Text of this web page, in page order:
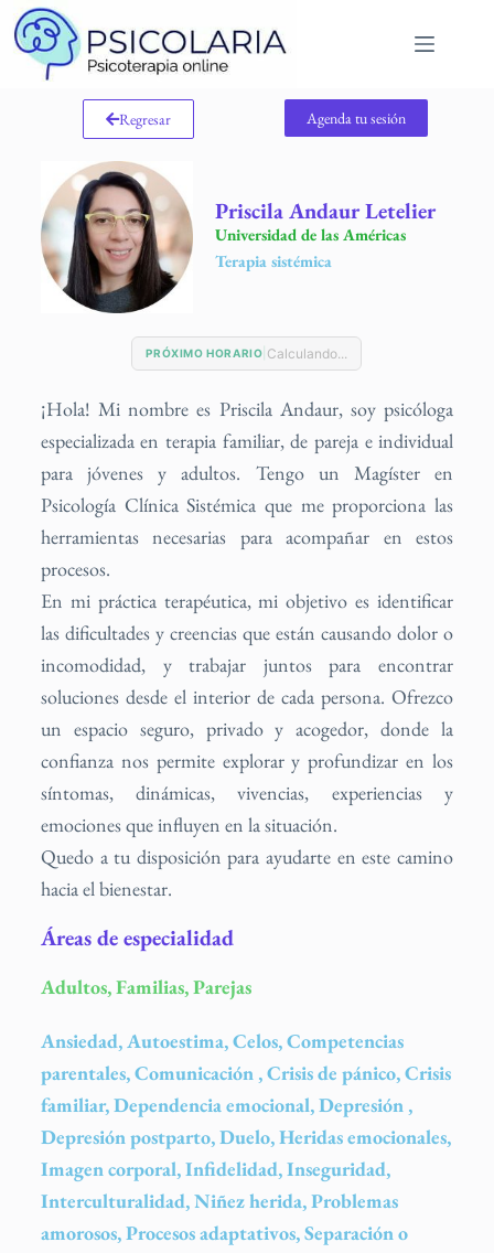
Regresar Agenda tu sesión
Priscila Andaur Letelier
Universidad de las Américas
Terapia sistémica
PRÓXIMO HORARIO Calculando...
¡Hola! Mi nombre es Priscila Andaur, soy psicóloga
especializada en terapia familiar, de pareja e individual
para jóvenes y adultos. Tengo un Magíster en
Psicología Clínica Sistémica que me proporciona las
herramientas necesarias para acompañar en estos
procesos.
En mi práctica terapéutica, mi objetivo es identificar
las dificultades y creencias que están causando dolor o
incomodidad, y trabajar juntos para encontrar
soluciones desde el interior de cada persona. Ofrezco
un espacio seguro, privado y acogedor, donde la
confianza nos permite explorar y profundizar en los
síntomas, dinámicas, vivencias, experiencias y
emociones que influyen en la situación.
Quedo a tu disposición para ayudarte en este camino
hacia el bienestar.
Áreas de especialidad
Adultos, Familias, Parejas
Ansiedad, Autoestima, Celos, Competencias
parentales, Comunicación , Crisis de pánico, Crisis
familiar, Dependencia emocional, Depresión ,
Depresión postparto, Duelo, Heridas emocionales,
Imagen corporal, Infidelidad, Inseguridad,
Interculturalidad, Niñez herida, Problemas
amorosos, Procesos adaptativos, Separación o